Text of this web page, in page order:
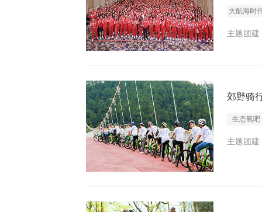
大航海时
主题团建
郊野骑
生态氧吧
主题团建